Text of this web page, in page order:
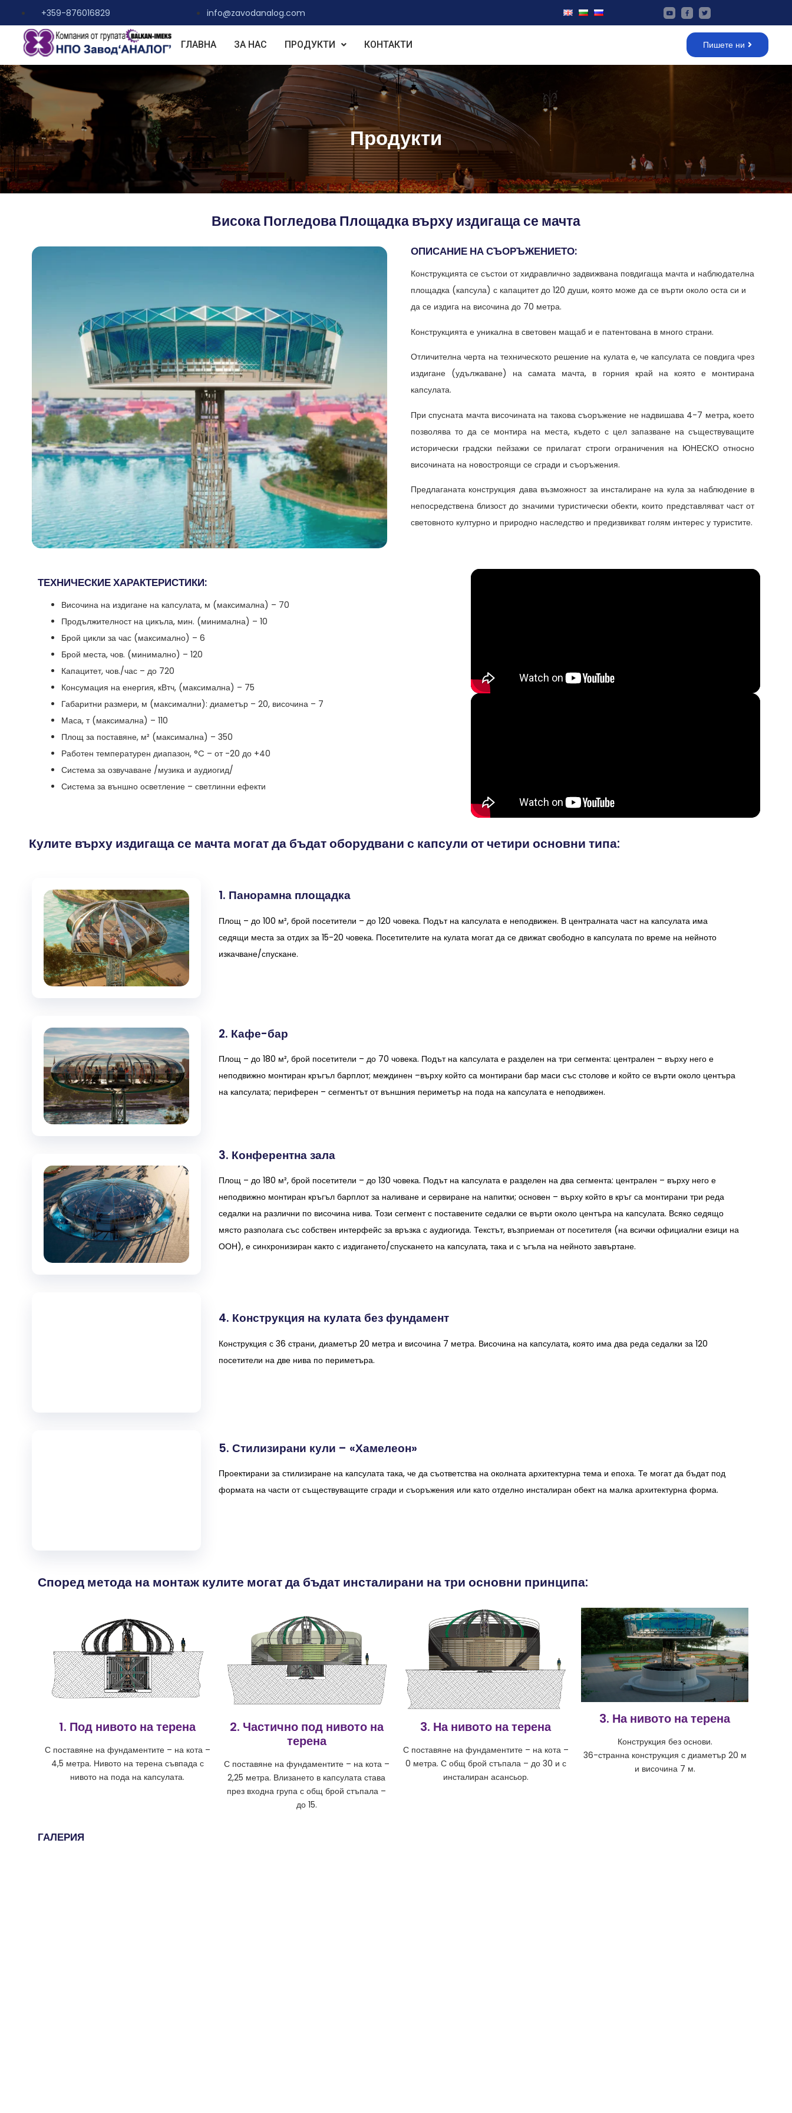
+359-876016829 info@zavodanalog.com
ГЛАВНА ЗА НАС ПРОДУКТИ КОНТАКТИ Пишете ни
Продукти
Висока Погледова Площадка върху издигаща се мачта
ОПИСАНИЕ НА СЪОРЪЖЕНИЕТО:
Конструкцията се състои от хидравлично задвижвана повдигаща мачта и наблюдателна
площадка (капсула) с капацитет до 120 души, която може да се върти около оста си и
да се издига на височина до 70 метра.
Конструкцията е уникална в световен мащаб и е патентована в много страни.
Отличителна черта на техническото решение на кулата е, че капсулата се повдига чрез
издигане (удължаване) на самата мачта, в горния край на която е монтирана
капсулата.
При спусната мачта височината на такова съоръжение не надвишава 4-7 метра, което
позволява то да се монтира на места, където с цел запазване на съществуващите
исторически градски пейзажи се прилагат строги ограничения на ЮНЕСКО относно
височината на новостроящи се сгради и съоръжения.
Предлаганата конструкция дава възможност за инсталиране на кула за наблюдение в
непосредствена близост до значими туристически обекти, които представляват част от
световното културно и природно наследство и предизвикват голям интерес у туристите.
ТЕХНИЧЕСКИЕ ХАРАКТЕРИСТИКИ:
Височина на издигане на капсулата, м (максимална) – 70
Продължителност на цикъла, мин. (минимална) – 10
Брой цикли за час (максимално) – 6
Брой места, чов. (минимално) – 120
Капацитет, чов./час – до 720
Консумация на енергия, кВтч, (максимална) – 75
Габаритни размери, м (максимални): диаметър – 20, височина – 7
Маса, т (максимална) – 110
Площ за поставяне, м² (максимална) – 350
Работен температурен диапазон, °C – от -20 до +40
Система за озвучаване /музика и аудиогид/
Система за външно осветление – светлинни ефекти
Кулите върху издигаща се мачта могат да бъдат оборудвани с капсули от четири основни типа:
1. Панорамна площадка
Площ – до 100 м², брой посетители – до 120 човека. Подът на капсулата е неподвижен. В централната част на капсулата има
седящи места за отдих за 15-20 човека. Посетителите на кулата могат да се движат свободно в капсулата по време на нейното
изкачване/спускане.
2. Кафе-бар
Площ – до 180 м², брой посетители – до 70 човека. Подът на капсулата е разделен на три сегмента: централен – върху него е
неподвижно монтиран кръгъл барплот; междинен –върху който са монтирани бар маси със столове и който се върти около центъра
на капсулата; периферен – сегментът от външния периметър на пода на капсулата е неподвижен.
3. Конферентна зала
Площ – до 180 м², брой посетители – до 130 човека. Подът на капсулата е разделен на два сегмента: централен – върху него е
неподвижно монтиран кръгъл барплот за наливане и сервиране на напитки; основен – върху който в кръг са монтирани три реда
седалки на различни по височина нива. Този сегмент с поставените седалки се върти около центъра на капсулата. Всяко седящо
място разполага със собствен интерфейс за връзка с аудиогида. Текстът, възприеман от посетителя (на всички официални езици на
ООН), е синхронизиран както с издигането/спускането на капсулата, така и с ъгъла на нейното завъртане.
4. Конструкция на кулата без фундамент
Конструкция с 36 страни, диаметър 20 метра и височина 7 метра. Височина на капсулата, която има два реда седалки за 120
посетители на две нива по периметъра.
5. Стилизирани кули – «Хамелеон»
Проектирани за стилизиране на капсулата така, че да съответства на околната архитектурна тема и епоха. Те могат да бъдат под
формата на части от съществуващите сгради и съоръжения или като отделно инсталиран обект на малка архитектурна форма.
Според метода на монтаж кулите могат да бъдат инсталирани на три основни принципа:
1. Под нивото на терена
С поставяне на фундаментите – на кота –
4,5 метра. Нивото на терена съвпада с
нивото на пода на капсулата.
2. Частично под нивото на
терена
С поставяне на фундаментите – на кота –
2,25 метра. Влизането в капсулата става
през входна група с общ брой стъпала –
до 15.
3. На нивото на терена
С поставяне на фундаментите – на кота –
0 метра. С общ брой стъпала – до 30 и с
инсталиран асансьор.
3. На нивото на терена
Конструкция без основи.
36-странна конструкция с диаметър 20 м
и височина 7 м.
ГАЛЕРИЯ